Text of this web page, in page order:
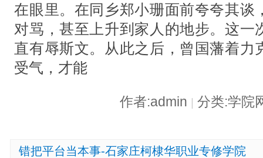
在眼里。在同乡郑小珊面前夸夸其谈
对骂，甚至上升到家人的地步。这一
直有辱斯文。从此之后，曾国藩着力
受气，才能
作者:admin 分类:学院
错把平台当本事-石家庄柯棣华职业专修学院